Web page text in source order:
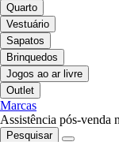
Quarto
Vestuário
Sapatos
Brinquedos
Jogos ao ar livre
Outlet
Marcas
Assistência pós-venda
Pesquisar